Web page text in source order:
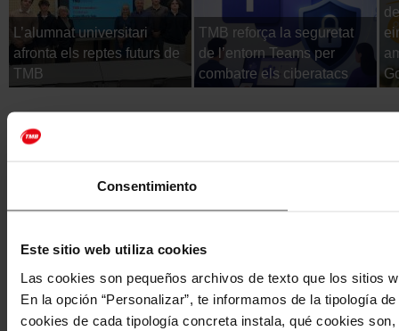
Consentimiento
Este sitio web utiliza cookies
Las cookies son pequeños archivos de texto que los sitios
En la opción “Personalizar”, te informamos de la tipología
cookies de cada tipología concreta instala, qué cookies
L’alumnat universitari
afronta els reptes futurs de
TMB
TMB reforça la seguretat
de l’entorn Teams per
combatre els ciberatacs